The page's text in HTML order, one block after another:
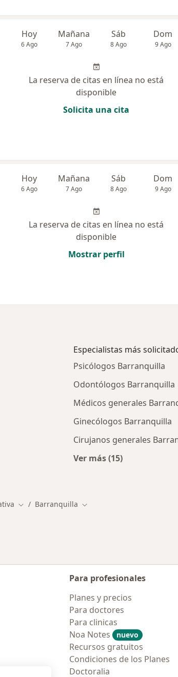
Hoy
6 Ago
Mañana
7 Ago
Sáb
8 Ago
Dom
9 Ago
La reserva de citas en línea no está
disponible
Solicita una cita
Hoy
6 Ago
Mañana
7 Ago
Sáb
8 Ago
Dom
9 Ago
La reserva de citas en línea no está
disponible
Mostrar perfil
Especialistas más
Psicólogos Barranquilla
Odontólogos Barranquilla
Médicos generales
Ginecólogos Barranquilla
Cirujanos generales
Ver más (15)
Cambiar de ciudad
Barranquilla Cambiar de ciudad
Para profesionales
Planes y precios
Para doctores
Para clinicas
Noa Notes
nuevo
Recursos gratuitos
Condiciones de los Planes
Doctoralia